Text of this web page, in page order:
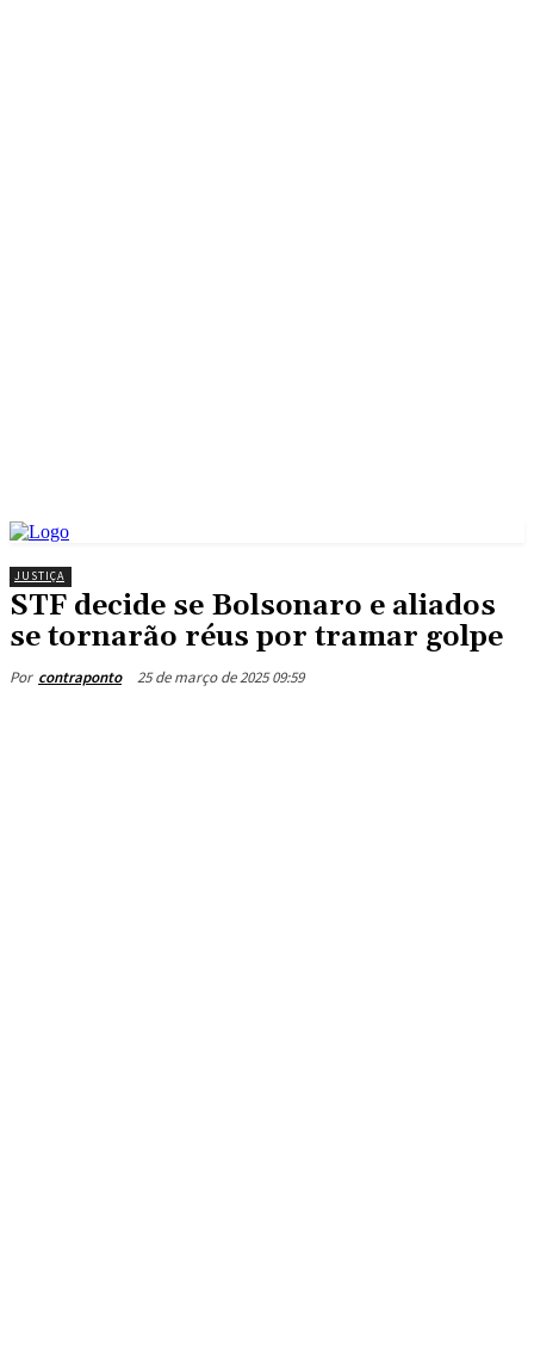
JUSTIÇA
STF decide se Bolsonaro e aliados
se tornarão réus por tramar golpe
Por contraponto 25 de março de 2025 09:59